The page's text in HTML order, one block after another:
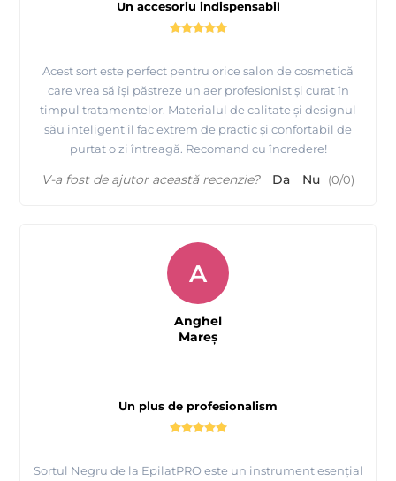
Un accesoriu indispensabil
Acest sort este perfect pentru orice salon de cosmetică
care vrea să își păstreze un aer profesionist și curat în
timpul tratamentelor. Materialul de calitate și designul
său inteligent îl fac extrem de practic și confortabil de
purtat o zi întreagă. Recomand cu încredere!
V-a fost de ajutor această recenzie? Da Nu (0/0)
Un plus de profesionalism
Sortul Negru de la EpilatPRO este un instrument esențial
A
Anghel
Mareş